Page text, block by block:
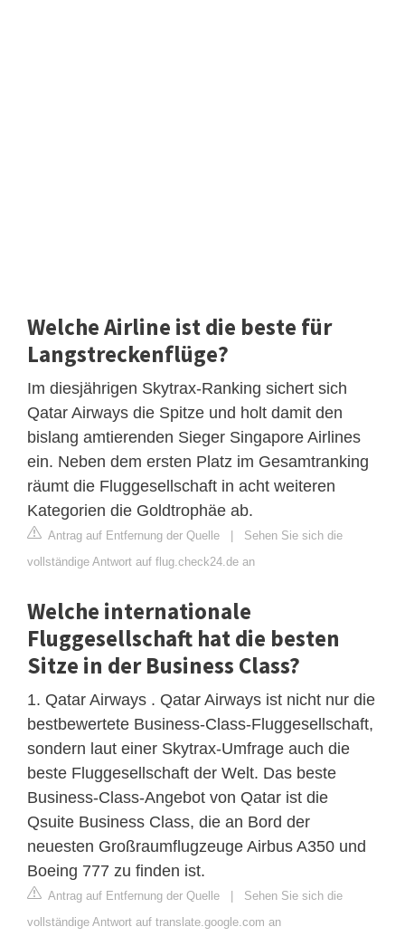
Welche Airline ist die beste für
Langstreckenflüge?
Im diesjährigen Skytrax-Ranking sichert sich
Qatar Airways die Spitze und holt damit den
bislang amtierenden Sieger Singapore Airlines
ein. Neben dem ersten Platz im Gesamtranking
räumt die Fluggesellschaft in acht weiteren
Kategorien die Goldtrophäe ab.
Antrag auf Entfernung der Quelle | Sehen Sie sich die
vollständige Antwort auf flug.check24.de an
Welche internationale
Fluggesellschaft hat die besten
Sitze in der Business Class?
1. Qatar Airways . Qatar Airways ist nicht nur die
bestbewertete Business-Class-Fluggesellschaft,
sondern laut einer Skytrax-Umfrage auch die
beste Fluggesellschaft der Welt. Das beste
Business-Class-Angebot von Qatar ist die
Qsuite Business Class, die an Bord der
neuesten Großraumflugzeuge Airbus A350 und
Boeing 777 zu finden ist.
Antrag auf Entfernung der Quelle | Sehen Sie sich die
vollständige Antwort auf translate.google.com an